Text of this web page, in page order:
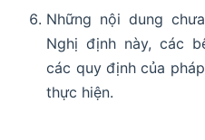
Những nội dung
Nghị định này, các
các quy định của
thực hiện.